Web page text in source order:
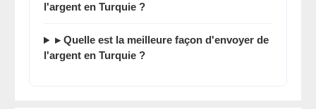
l'argent en Turquie ?
▸ Quelle est la meilleure façon d'envoyer de
l'argent en Turquie ?